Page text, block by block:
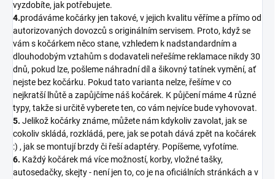
vyzdobíte, jak potřebujete.
4.prodáváme kočárky jen takové, v jejich kvalitu věříme a přímo od
autorizovaných dovozců s originálním servisem. Proto, když se
vám s kočárkem něco stane, vzhledem k nadstandardním a
dlouhodobým vztahům s dodavateli neřešíme reklamace nikdy 30
dnů, pokud lze, pošleme náhradní díl a šikovný tatínek vymění, ať
nejste bez kočárku. Pokud tato varianta nelze, řešíme v co
nejkratší lhůtě a zapůjčíme náš kočárek. K půjčení máme 4 různé
typy, takže si určitě vyberete ten, co vám nejvíce bude vyhovovat.
5. Jelikož kočárky známe, můžete nám kdykoliv zavolat, jak se
cokoliv skládá, rozkládá, pere, jak se potah dává zpět na kočárek
:) , jak se montují brzdy či řeší adaptéry. Popíšeme, vyfotíme.
6. Každý kočárek má více možností, korby, vložné tašky,
autosedačky, skejty - není jen to, co je na oficiálních stránkách a v